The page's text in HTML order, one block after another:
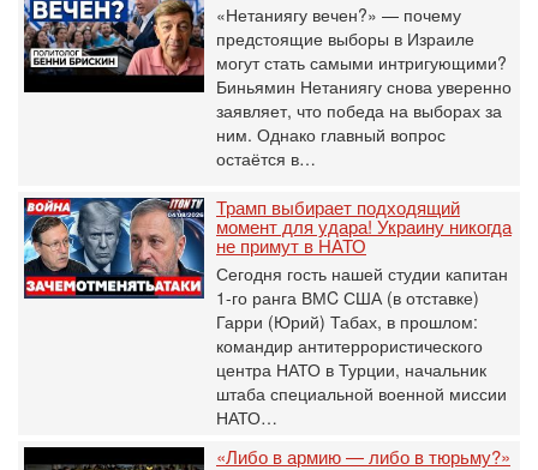
«Нетаниягу вечен?» — почему
предстоящие выборы в Израиле
могут стать самыми интригующими?
Биньямин Нетаниягу снова уверенно
заявляет, что победа на выборах за
ним. Однако главный вопрос
остаётся в…
Трамп выбирает подходящий
момент для удара! Украину никогда
не примут в НАТО
Сегодня гость нашей студии капитан
1-го ранга ВМC США (в отставке)
Гарри (Юрий) Табах, в прошлом:
командир антитеррористического
центра НАТО в Турции, начальник
штаба специальной военной миссии
НАТО…
«Либо в армию — либо в тюрьму?»